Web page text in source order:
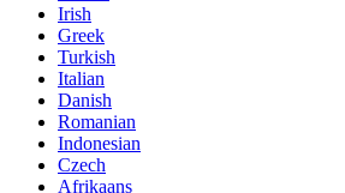
Irish
Greek
Turkish
Italian
Danish
Romanian
Indonesian
Czech
Afrikaans